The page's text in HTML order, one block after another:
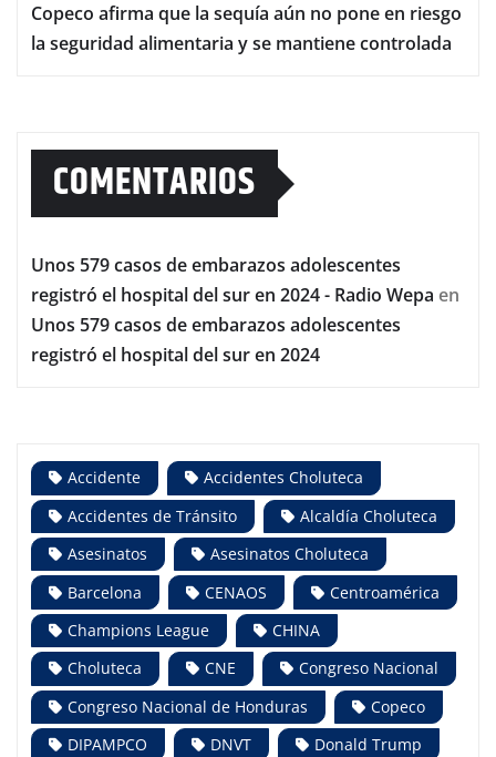
Copeco afirma que la sequía aún no pone en riesgo
la seguridad alimentaria y se mantiene controlada
COMENTARIOS
Unos 579 casos de embarazos adolescentes
registró el hospital del sur en 2024 - Radio Wepa en
Unos 579 casos de embarazos adolescentes
registró el hospital del sur en 2024
Accidente
Accidentes Choluteca
Accidentes de Tránsito
Alcaldía Choluteca
Asesinatos
Asesinatos Choluteca
Barcelona
CENAOS
Centroamérica
Champions League
CHINA
Choluteca
CNE
Congreso Nacional
Congreso Nacional de Honduras
Copeco
DIPAMPCO
DNVT
Donald Trump